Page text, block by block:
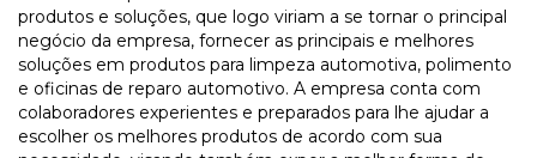
produtos e soluções, que logo viriam a se tornar o principal
negócio da empresa, fornecer as principais e melhores
soluções em produtos para limpeza automotiva, polimento
e oficinas de reparo automotivo. A empresa conta com
colaboradores experientes e preparados para lhe ajudar a
escolher os melhores produtos de acordo com sua